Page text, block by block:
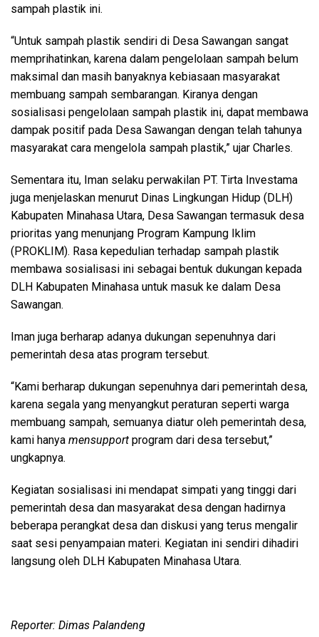
sampah plastik ini.
“Untuk sampah plastik sendiri di Desa Sawangan sangat
memprihatinkan, karena dalam pengelolaan sampah belum
maksimal dan masih banyaknya kebiasaan masyarakat
membuang sampah sembarangan. Kiranya dengan
sosialisasi pengelolaan sampah plastik ini, dapat membawa
dampak positif pada Desa Sawangan dengan telah tahunya
masyarakat cara mengelola sampah plastik,” ujar Charles.
Sementara itu, Iman selaku perwakilan PT. Tirta Investama
juga menjelaskan menurut Dinas Lingkungan Hidup (DLH)
Kabupaten Minahasa Utara, Desa Sawangan termasuk desa
prioritas yang menunjang Program Kampung Iklim
(PROKLIM). Rasa kepedulian terhadap sampah plastik
membawa sosialisasi ini sebagai bentuk dukungan kepada
DLH Kabupaten Minahasa untuk masuk ke dalam Desa
Sawangan.
Iman juga berharap adanya dukungan sepenuhnya dari
pemerintah desa atas program tersebut.
“Kami berharap dukungan sepenuhnya dari pemerintah desa,
karena segala yang menyangkut peraturan seperti warga
membuang sampah, semuanya diatur oleh pemerintah desa,
kami hanya mensupport program dari desa tersebut,”
ungkapnya.
Kegiatan sosialisasi ini mendapat simpati yang tinggi dari
pemerintah desa dan masyarakat desa dengan hadirnya
beberapa perangkat desa dan diskusi yang terus mengalir
saat sesi penyampaian materi. Kegiatan ini sendiri dihadiri
langsung oleh DLH Kabupaten Minahasa Utara.
Reporter: Dimas Palandeng